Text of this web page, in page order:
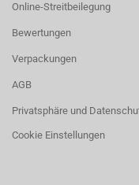
Online-Streitbeilegung
Bewertungen
Verpackungen
AGB
Privatsphäre und
Cookie Einstellungen